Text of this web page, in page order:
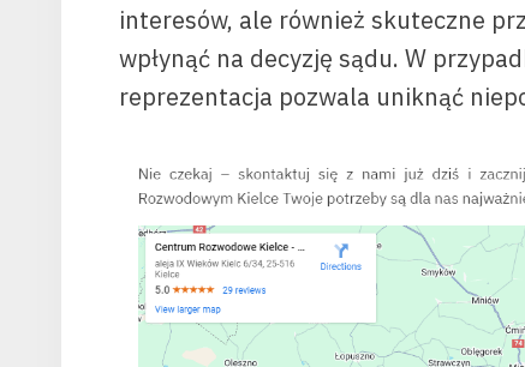
interesów, ale również skuteczne
wpłynąć na decyzję sądu. W
reprezentacja pozwala uniknąć